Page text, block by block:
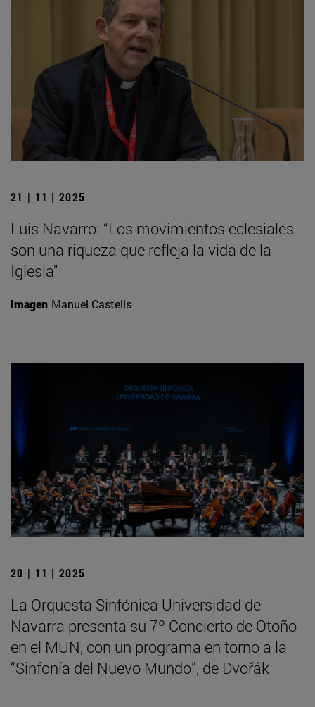
21 | 11 | 2025
Luis Navarro: “Los movimientos eclesiales
son una riqueza que refleja la vida de la
Iglesia"
Imagen Manuel Castells
20 | 11 | 2025
La Orquesta Sinfónica Universidad de
Navarra presenta su 7º Concierto de Otoño
en el MUN, con un programa en torno a la
“Sinfonía del Nuevo Mundo”, de Dvořák